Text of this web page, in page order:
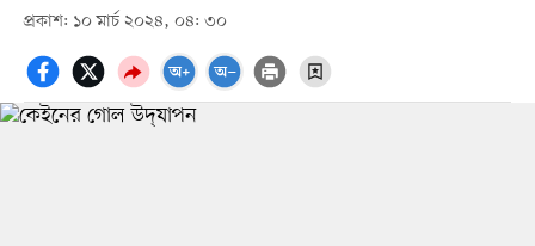
প্রকাশ: ১০ মার্চ ২০২৪, ০৪: ৩০